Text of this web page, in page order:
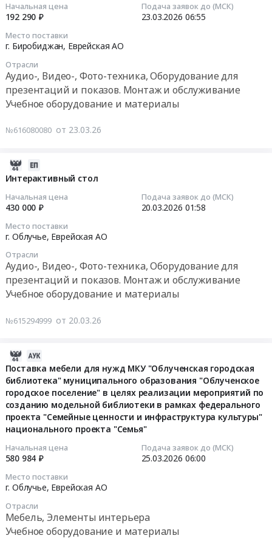
,
,
Начальная цена
192 290 ₽
Подача заявок до (МСК)
23.03.2026 06:55
Место поставки
г. Биробиджан, Еврейская АО
Отрасли
Аудио-, Видео-, Фото-техника, Оборудование для
презентаций и показов. Монтаж и обслуживание
Учебное оборудование и материалы
№616080080 от 23.03.26
,
,
Интерактивный стол
Начальная цена
430 000 ₽
Подача заявок до (МСК)
20.03.2026 01:58
Место поставки
г. Облучье, Еврейская АО
Отрасли
Аудио-, Видео-, Фото-техника, Оборудование для
презентаций и показов. Монтаж и обслуживание
Учебное оборудование и материалы
№615294999 от 20.03.26
,
Поставка мебели для нужд МКУ "Облученская городская
библиотека" муниципального образования "Облученское
городское поселение" в целях реализации мероприятий по
созданию модельной библиотеки в рамках федерального
проекта "Семейные ценности и инфраструктура культуры"
национального проекта "Семья"
Начальная цена
580 984 ₽
Подача заявок до (МСК)
25.03.2026 06:00
Место поставки
г. Облучье, Еврейская АО
Отрасли
Мебель, Элементы интерьера
Учебное оборудование и материалы